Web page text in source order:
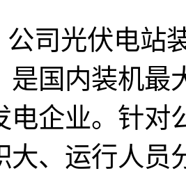
光伏电站装
是国内装机最
电企业。针对
大、运行人员